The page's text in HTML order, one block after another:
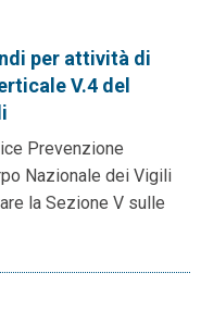
per attività di
V.4 del
Prevenzione
Nazionale dei Vigili
la Sezione V sulle